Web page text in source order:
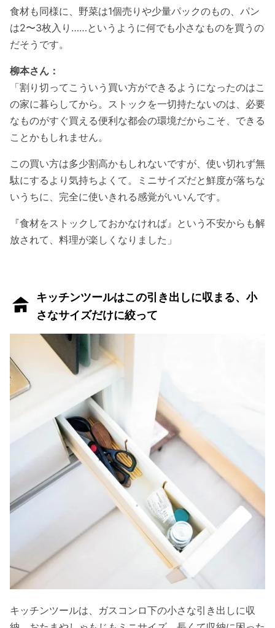
食材も同様に、野菜は1個売りや少量パックのもの、パン
は2〜3枚入り……というように何でも小さなものを買うの
だそうです。
柳本さん：
「割り切ってこういう買い方ができるようになったのはこ
の家に暮らしてから。ストックを一切持たないのは、必要
なものがすぐ買える便利な都会の環境だからこそ、できる
ことかもしれません。
この買い方は多少割高かもしれないですが、使い切れず無
駄にするより気持ちよくて。ミニサイズだと鮮度が落ちな
いうちに、完全に使いきれる感覚がいいんです。
『食材をストックしておかなければ』という不安からも解
放されて、料理が楽しくなりました」
キッチンツールはこの引き出しに収まる、小
さなサイズだけに絞って
キッチンツールは、ガスコンロ下の小さな引き出しに収